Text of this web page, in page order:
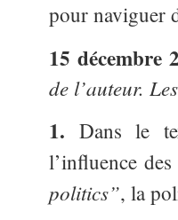
pour naviguer
15 décembre
de l’auteur.
1. Dans le
l’influence
politics”, la